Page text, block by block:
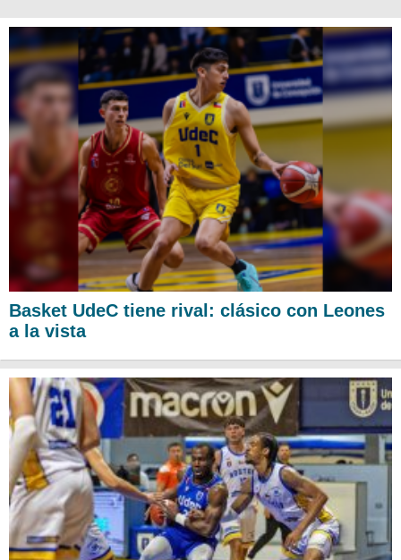
Basket UdeC tiene rival: clásico con Leones
a la vista